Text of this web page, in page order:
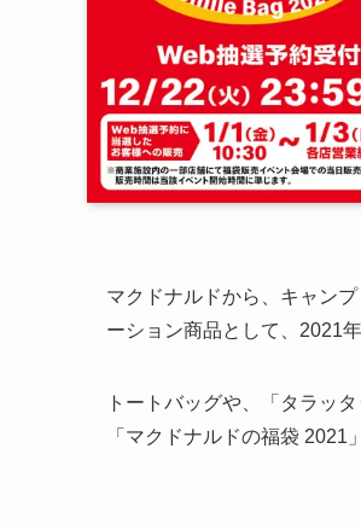
マクドナルドから、キャン
ーション商品として、2021
トートバッグや、「タラッ
「マクドナルドの福袋